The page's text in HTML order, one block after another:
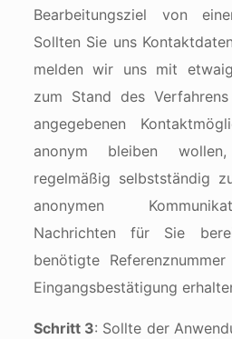
Bearbeitungsziel von
Sollten Sie uns
melden wir uns mit
zum Stand des
angegebenen
anonym bleiben
regelmäßig selbstständig
anonymen
Nachrichten für Sie
benötigte
Eingangsbestätigung
Schritt 3: Sollte der